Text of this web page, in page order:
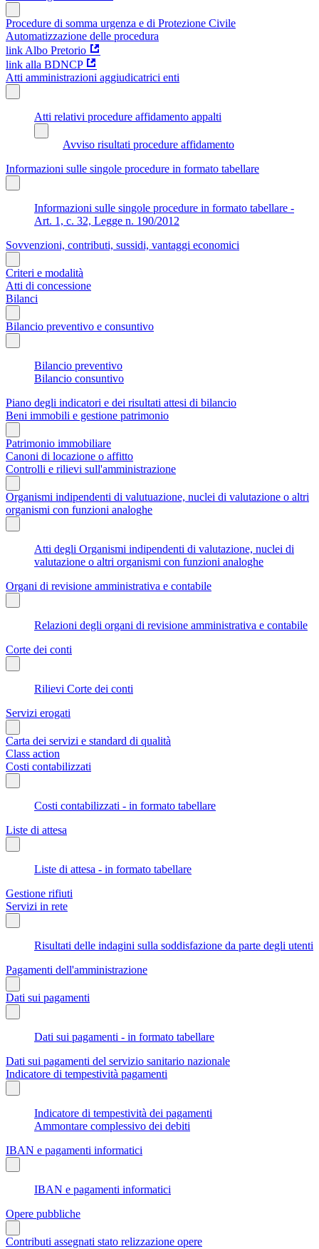
Procedure di somma urgenza e di Protezione Civile
Automatizzazione delle procedura
link Albo Pretorio
link alla BDNCP
Atti amministrazioni aggiudicatrici enti
Atti relativi procedure affidamento appalti
Avviso risultati procedure affidamento
Informazioni sulle singole procedure in formato tabellare
Informazioni sulle singole procedure in formato tabellare -
Art. 1, c. 32, Legge n. 190/2012
Sovvenzioni, contributi, sussidi, vantaggi economici
Criteri e modalità
Atti di concessione
Bilanci
Bilancio preventivo e consuntivo
Bilancio preventivo
Bilancio consuntivo
Piano degli indicatori e dei risultati attesi di bilancio
Beni immobili e gestione patrimonio
Patrimonio immobiliare
Canoni di locazione o affitto
Controlli e rilievi sull'amministrazione
Organismi indipendenti di valutuazione, nuclei di valutazione o altri
organismi con funzioni analoghe
Atti degli Organismi indipendenti di valutazione, nuclei di
valutazione o altri organismi con funzioni analoghe
Organi di revisione amministrativa e contabile
Relazioni degli organi di revisione amministrativa e contabile
Corte dei conti
Rilievi Corte dei conti
Servizi erogati
Carta dei servizi e standard di qualità
Class action
Costi contabilizzati
Costi contabilizzati - in formato tabellare
Liste di attesa
Liste di attesa - in formato tabellare
Gestione rifiuti
Servizi in rete
Risultati delle indagini sulla soddisfazione da parte degli utenti
Pagamenti dell'amministrazione
Dati sui pagamenti
Dati sui pagamenti - in formato tabellare
Dati sui pagamenti del servizio sanitario nazionale
Indicatore di tempestività pagamenti
Indicatore di tempestività dei pagamenti
Ammontare complessivo dei debiti
IBAN e pagamenti informatici
IBAN e pagamenti informatici
Opere pubbliche
Contributi assegnati stato relizzazione opere